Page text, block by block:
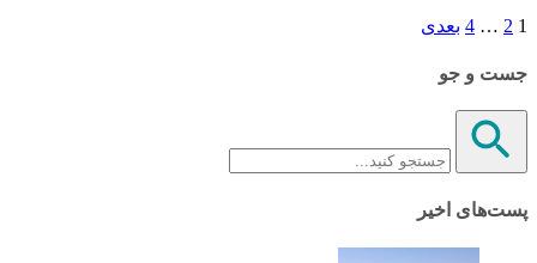
1
2
…
4 بعدی
جست و جو
پست‌های اخیر